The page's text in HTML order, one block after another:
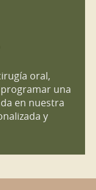
oral,
una
en nuestra
y